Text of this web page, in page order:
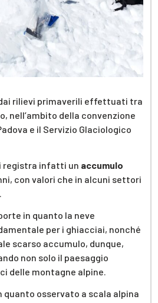
rilievi primaverili effettuati tra
nell’ambito della convenzione
e il Servizio Glaciologico
registra infatti un accumulo
con valori che in alcuni settori
.
in quanto la neve
per i ghiacciai, nonché
scarso accumulo, dunque,
non solo il paesaggio
delle montagne alpine.
osservato a scala alpina